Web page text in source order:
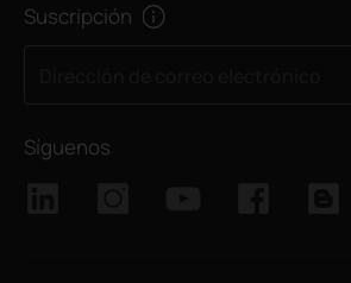
Suscripción
Síguenos